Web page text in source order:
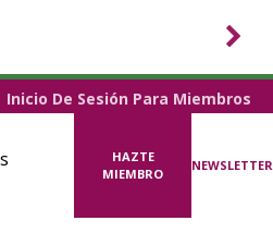
Inicio De Sesión Para Miembros
HAZTE
MIEMBRO
NEWSLETTER